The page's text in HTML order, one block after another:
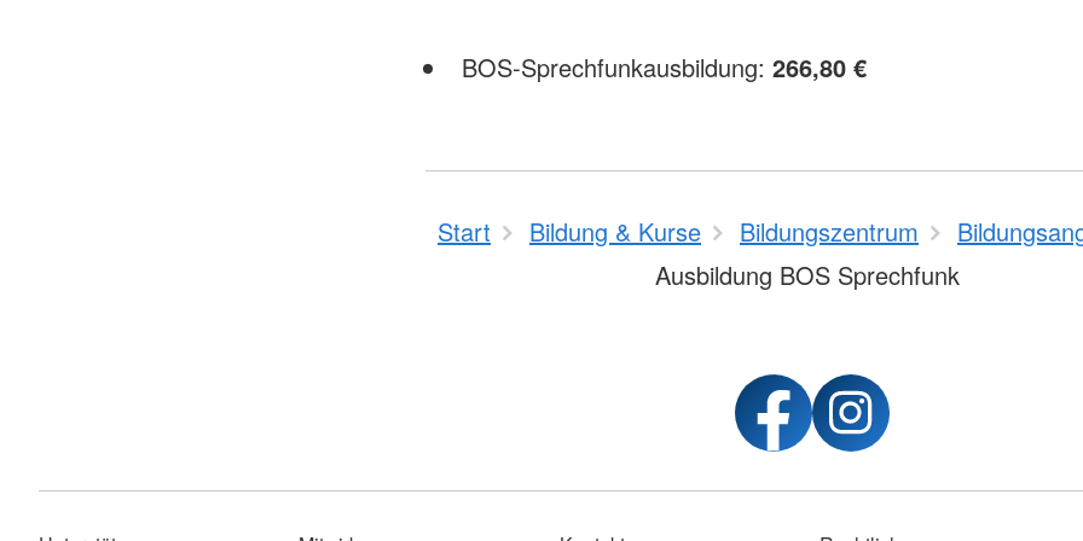
BOS-Sprechfunkausbildung: 266,80 €
Start Bildung & Kurse Bildungszentrum
Ausbildung BOS Sprechfunk